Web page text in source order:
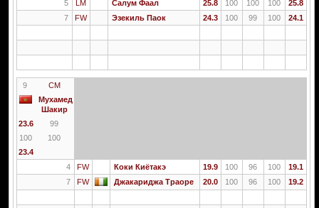
5
LM Салум Фаал 25.8 100 100 100
25.8
7
FW Эзекиль Паок 24.3 100 99 100 24.1
9
CM
Мухамед
Шакир
23.6
99
100
100
23.4
4
FW Коки Киётакэ 19.9 100 96 100
19.1
7
FW Джакариджа Траоре 20.0 100 96 100 19.2